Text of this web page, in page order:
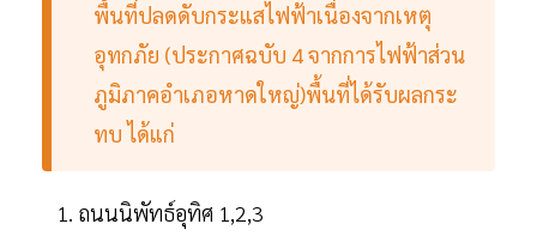
พื้นที่ปลดดับกระแสไฟฟ้าเนื่องจากเหตุ
อุทกภัย (ประกาศฉบับ 4 จากการไฟฟ้าส่วน
ภูมิภาคอำเภอหาดใหญ่)พื้นที่ได้รับผลกระ
ทบ ได้แก่
ถนนนิพัทธ์อุทิศ 1,2,3